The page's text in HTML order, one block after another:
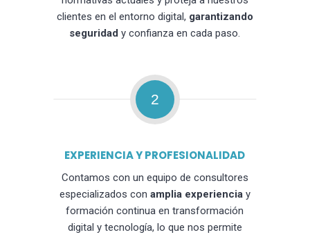
clientes en el entorno digital, garantizando
seguridad y confianza en cada paso.
2
EXPERIENCIA Y PROFESIONALIDAD
Contamos con un equipo de consultores
especializados con amplia experienciay
formación continua en transformación
digital y tecnología, lo que nos permite